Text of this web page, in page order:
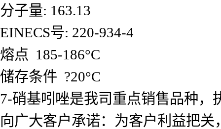
分子量: 163.13
EINECS号: 220-934-4
熔点 185-186°C
储存条件 ?20°C
7-硝基吲唑是我司重点销售品种
向广大客户承诺：为客户利益把